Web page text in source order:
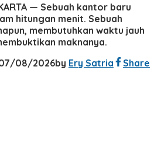
— Sebuah kantor baru
hitungan menit. Sebuah
membutuhkan waktu jauh
maknanya.
08/2026by Ery Satria
Share